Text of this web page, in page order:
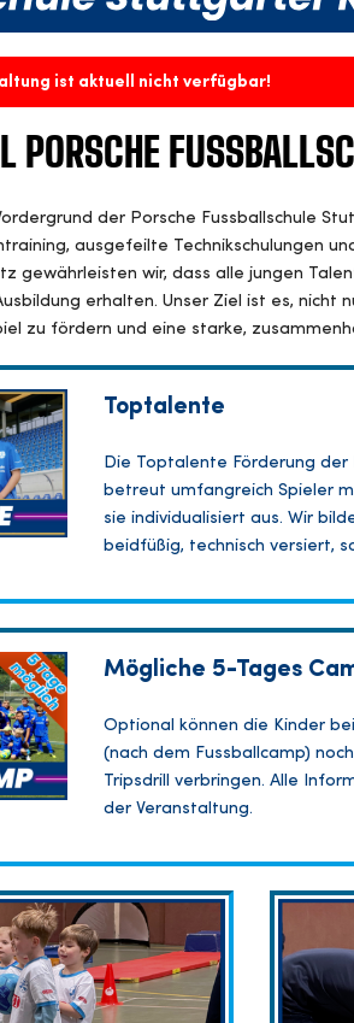
ist aktuell nicht verfügbar!
PORSCHE
der Porsche Fussballschule
ausgefeilte Technikschulungen
gewährleisten wir, dass alle jungen
erhalten. Unser Ziel ist es, nicht
zu fördern und eine starke,
Toptalente
Die Toptalente Förderung der
betreut umfangreich Spieler
sie individualisiert aus. Wir
beidfüßig, technisch versiert,
Mögliche 5-Tages
Optional können die Kinder
(nach dem Fussballcamp)
Tripsdrill verbringen. Alle
der Veranstaltung.